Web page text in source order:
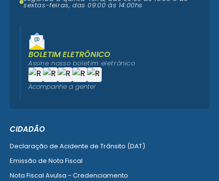
CIDADÃO
Declaração de Acidente de Trânsito (DAT)
Emissão de Nota Fiscal
Nota Fiscal Avulsa - Credenciamento
sextas-feiras, das 09:00 às 14:00hs
BOLETIM ELETRÔNICO
Assine nosso boletim eletrônico
Acompanhe a gente!